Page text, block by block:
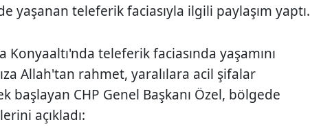
yaşanan teleferik faciasıyla ilgili paylaşım yaptı.
Konyaaltı'nda teleferik faciasında yaşamını
Allah'tan rahmet, yaralılara acil şifalar
başlayan CHP Genel Başkanı Özel, bölgede
açıkladı: